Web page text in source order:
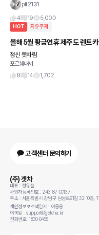
plt2131
4
19 5,000
HOT 자유주제
올해 5월 황금연휴 제주도 렌트
정신 못차림
포르쉐내꺼
8
14 1,702
고객센터 문의하기
(주) 겟차
대표 : 정유철
사업자등록번호 : 243-87-00137
주소 : 서울특별시 강남구 삼성로91길 32 10층,
개인정보보호책임자 : 이동용
이메일 : support@getcha.kr
전화번호: 1800-0456